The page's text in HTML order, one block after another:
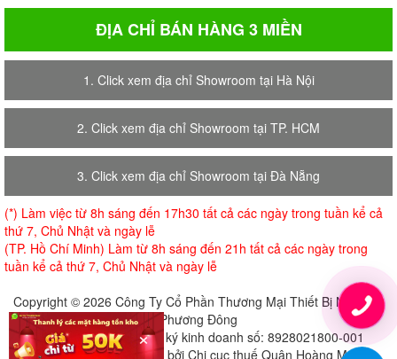
ĐỊA CHỈ BÁN HÀNG 3 MIỀN
1. Click xem địa chỉ Showroom tại Hà Nội
2. Click xem địa chỉ Showroom tại TP. HCM
3. Click xem địa chỉ Showroom tại Đà Nẵng
(*) Làm việc từ 8h sáng đến 17h30 tất cả các ngày trong tuần kể cả
thứ 7, Chủ Nhật và ngày lễ
(TP. Hồ Chí Minh) Làm từ 8h sáng đến 21h tất cả các ngày trong
tuần kể cả thứ 7, Chủ Nhật và ngày lễ
Copyright © 2026 Công Ty Cổ Phần Thương Mại Thiết Bị Nội Thất
Phương Đông
Giấy chứng nhận đăng ký kinh doanh số: 8928021800-001
Cấp ngày 18-07-2018 bởi Chi cục thuế Quận Hoàng Mai
×